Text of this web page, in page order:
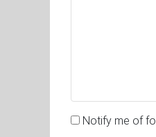
Notify me of